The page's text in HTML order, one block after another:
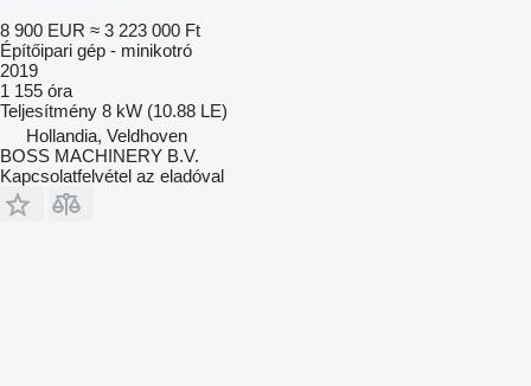
8 900 EUR ≈ 3 223 000 Ft
Építőipari gép - minikotró
2019
1 155 óra
Teljesítmény 8 kW (10.88 LE)
Hollandia, Veldhoven
BOSS MACHINERY B.V.
Kapcsolatfelvétel az eladóval